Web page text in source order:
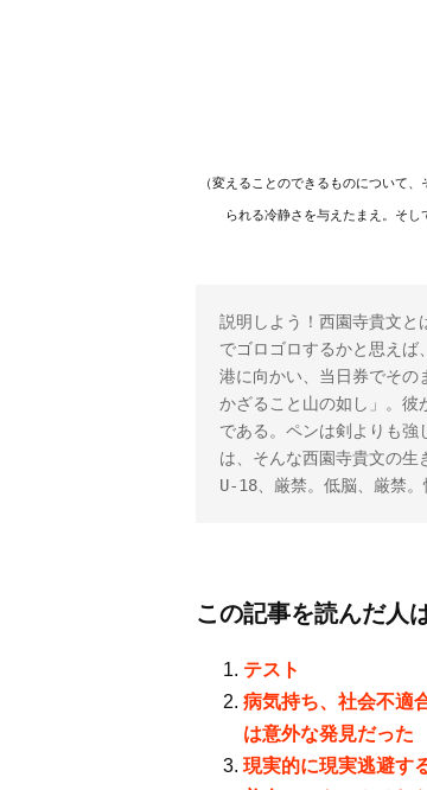
（変えることのできるものについて
られる冷静さを与えたまえ。そ
説明しよう！西園寺貴文と
でゴロゴロするかと思え
港に向かい、当日券でその
かざること山の如し」。彼
である。ペンは剣よりも強
は、そんな西園寺貴文の生
U-18、厳禁。低脳、厳禁。
この記事を読んだ人
テスト
病気持ち、社会不適
は意外な発見だった
現実的に現実逃避す